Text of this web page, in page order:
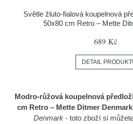
Světle žluto-fialová koupelnová
50x80 cm Retro – Mette
689 Kč
DETAIL
Modro-růžová koupelnová
cm Retro – Mette Ditmer Denmark
Denmark- toto zboží si